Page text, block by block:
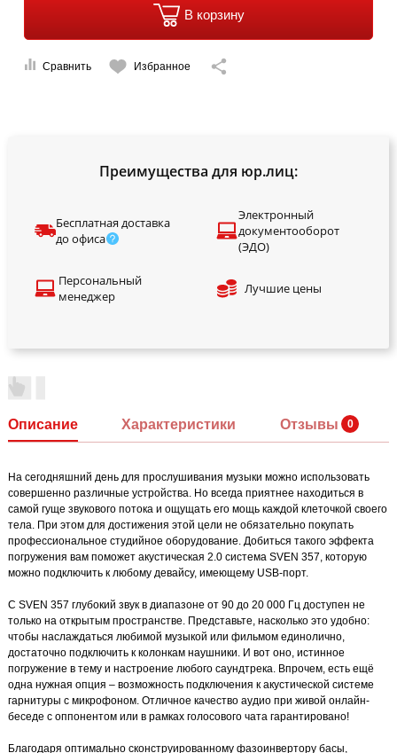
В корзину
Сравнить Избранное
Преимущества для юр.лиц:
Бесплатная доставка
до офиса
Электронный
документооборот
(ЭДО)
Персональный
менеджер
Лучшие цены
Описание Характеристики Отзывы
На сегодняшний день для прослушивания музыки можно использовать
совершенно различные устройства. Но всегда приятнее находиться в
самой гуще звукового потока и ощущать его мощь каждой клеточкой своего
тела. При этом для достижения этой цели не обязательно покупать
профессиональное студийное оборудование. Добиться такого эффекта
погружения вам поможет акустическая 2.0 система SVEN 357, которую
можно подключить к любому девайсу, имеющему USB-порт.
С SVEN 357 глубокий звук в диапазоне от 90 до 20 000 Гц доступен не
только на открытым пространстве. Представьте, насколько это удобно:
чтобы наслаждаться любимой музыкой или фильмом единолично,
достаточно подключить к колонкам наушники. И вот оно, истинное
погружение в тему и настроение любого саундтрека. Впрочем, есть ещё
одна нужная опция – возможность подключения к акустической системе
гарнитуры с микрофоном. Отличное качество аудио при живой онлайн-
беседе с оппонентом или в рамках голосового чата гарантировано!
Благодаря оптимально сконструированному фазоинвертору басы,